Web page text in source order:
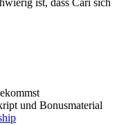
und Bonusmaterial